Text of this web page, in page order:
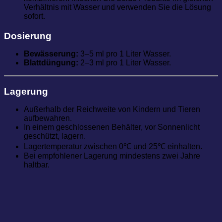
Verhältnis mit Wasser und verwenden Sie die Lösung
sofort.
Dosierung
Bewässerung: 3–5 ml pro 1 Liter Wasser.
Blattdüngung: 2–3 ml pro 1 Liter Wasser.
Lagerung
Außerhalb der Reichweite von Kindern und Tieren
aufbewahren.
In einem geschlossenen Behälter, vor Sonnenlicht
geschützt, lagern.
Lagertemperatur zwischen 0℃ und 25℃ einhalten.
Bei empfohlener Lagerung mindestens zwei Jahre
haltbar.